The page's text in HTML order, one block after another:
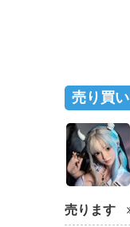
売り買い
売ります